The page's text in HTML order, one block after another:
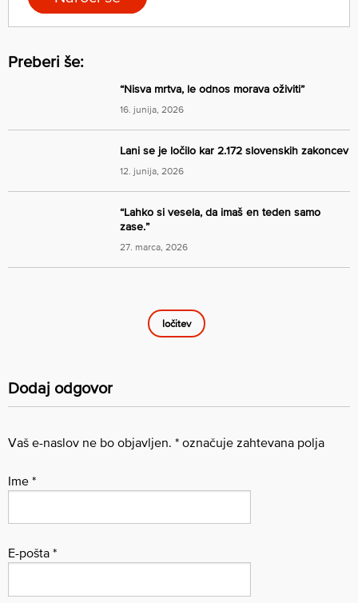
Preberi še:
“Nisva mrtva, le odnos morava oživiti”
16. junija, 2026
Lani se je ločilo kar 2.172 slovenskih zakoncev
12. junija, 2026
“Lahko si vesela, da imaš en teden samo
zase.”
27. marca, 2026
ločitev
Dodaj odgovor
Vaš e-naslov ne bo objavljen. * označuje zahtevana polja
Ime *
E-pošta *